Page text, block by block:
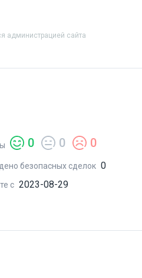
администрацией сайта
0 0 0
безопасных сделок 0
с 2023-08-29